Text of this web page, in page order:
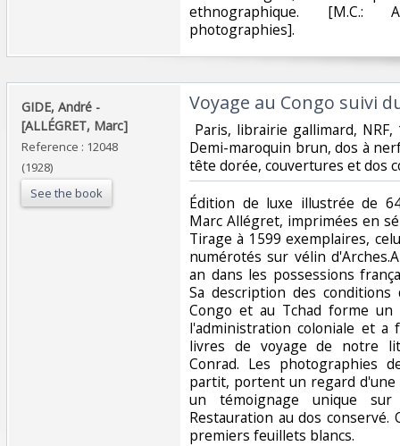
ethnographique. [M.C.:
photographies].‎
‎GIDE, André -
[ALLÉGRET, Marc]‎
Reference : 12048
(1928)
See the book
‎Voyage au Congo suivi
Paris, librairie gallimard,
Demi-maroquin brun, dos à
tête dorée, couvertures et dos
‎Édition de luxe illustrée de
Marc Allégret, imprimées en
Tirage à 1599 exemplaires,
numérotés sur vélin
an dans les possessions
Sa description des
Congo et au Tchad forme
l'administration coloniale et a
livres de voyage de notre
Conrad. Les photographies
partit, portent un regard
un témoignage unique
Restauration au dos conservé.
premiers feuillets blancs. ‎